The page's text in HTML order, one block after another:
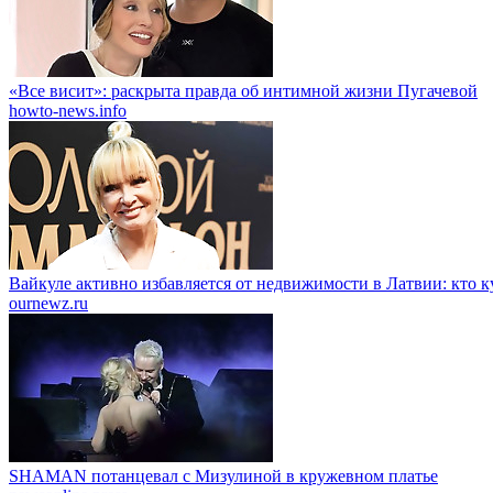
«Все висит»: раскрыта правда об интимной жизни Пугачевой
howto-news.info
Вайкуле активно избавляется от недвижимости в Латвии: кто
ournewz.ru
SHAMAN потанцевал с Мизулиной в кружевном платье